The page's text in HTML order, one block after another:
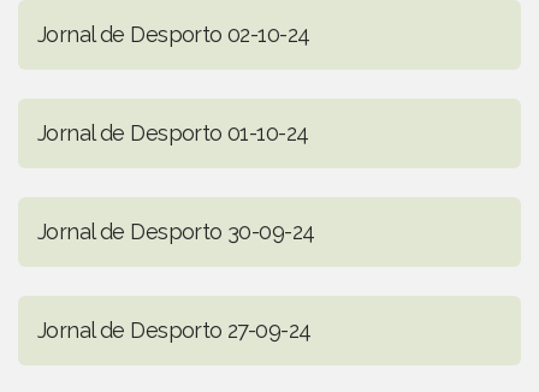
Jornal de Desporto 02-10-24
Jornal de Desporto 01-10-24
Jornal de Desporto 30-09-24
Jornal de Desporto 27-09-24